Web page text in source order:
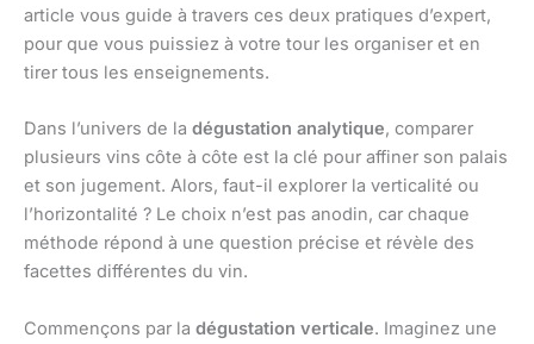
article vous guide à travers ces deux pratiques d’expert,
pour que vous puissiez à votre tour les organiser et en
tirer tous les enseignements.
Dans l’univers de la dégustation analytique, comparer
plusieurs vins côte à côte est la clé pour affiner son palais
et son jugement. Alors, faut-il explorer la verticalité ou
l’horizontalité ? Le choix n’est pas anodin, car chaque
méthode répond à une question précise et révèle des
facettes différentes du vin.
Commençons par la dégustation verticale. Imaginez une